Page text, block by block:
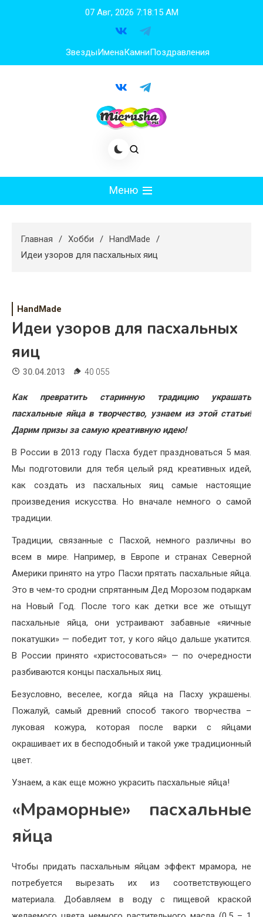
07 Авг, 2026 7:18:16 AM
ЗвездыИменаКамниПоздравления
Меню
Худеем
Жизнь
Хобби
Красота
Главная Хобби
HandMade
Идеи узоров для пасхальных яиц
HandMade
Идеи узоров для пасхальных
яиц
30.04.2013 40 055
Как превратить старинную традицию украшать
пасхальные яйца в творчество, узнаем из этой статьи!
Дарим призы за самую креативную идею!
В России в 2013 году Пасха будет праздноваться 5 мая.
Мы подготовили для тебя целый ряд креативных идей,
как создать из пасхальных яиц самые настоящие
произведения искусства. Но вначале немного о самой
традиции.
Традиции, связанные с Пасхой, немного различны во
всем в мире. Например, в Европе и странах Северной
Америки принято на утро Пасхи прятать пасхальные яйца.
Это в чем-то сродни спрятанным Дед Морозом подаркам
на Новый Год. После того как детки все же отыщут
пасхальные яйца, они устраивают забавные «яичные
покатушки» — победит тот, у кого яйцо дальше укатится.
В России принято «христосоваться» — по очередности
разбиваются концы пасхальных яиц.
Безусловно, веселее, когда яйца на Пасху украшены.
Пожалуй, самый древний способ такого творчества –
луковая кожура, которая после варки с яйцами
окрашивает их в бесподобный и такой уже традиционный
цвет.
Узнаем, а как еще можно украсить пасхальные яйца!
«Мраморные» пасхальные
яйца
Чтобы придать пасхальным яйцам эффект мрамора, не
потребуется вырезать их из соответствующего
материала. Добавляем в воду с пищевой краской